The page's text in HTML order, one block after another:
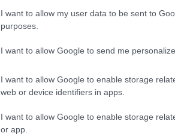
I want to allow my user data to be sent to
purposes.
I want to allow Google to send me
I want to allow Google to enable storage
web or device identifiers in apps.
I want to allow Google to enable storage
or app.